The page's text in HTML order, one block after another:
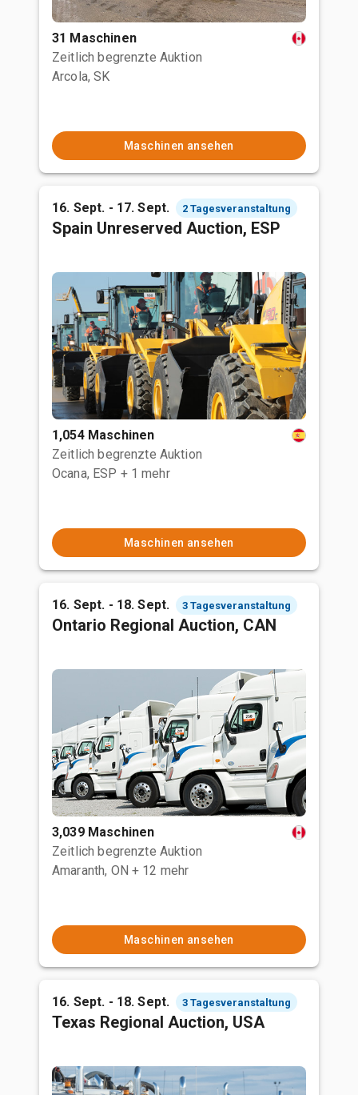
31 Maschinen
Zeitlich begrenzte Auktion
Arcola, SK
Maschinen ansehen
16. Sept. - 17. Sept. 2 Tagesveranstaltung
Spain Unreserved Auction, ESP
1,054 Maschinen
Zeitlich begrenzte Auktion
Ocana, ESP + 1 mehr
Maschinen ansehen
16. Sept. - 18. Sept. 3 Tagesveranstaltung
Ontario Regional Auction, CAN
3,039 Maschinen
Zeitlich begrenzte Auktion
Amaranth, ON + 12 mehr
Maschinen ansehen
16. Sept. - 18. Sept. 3 Tagesveranstaltung
Texas Regional Auction, USA